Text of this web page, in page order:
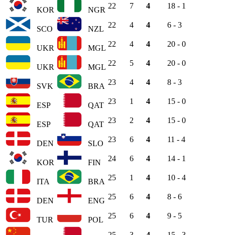
KOR NGR 22 7 4 18 - 1
SCO NZL 22 4 4 6 - 3
UKR MGL 22 4 4 20 - 0
UKR MGL 22 5 4 20 - 0
SVK BRA 23 4 4 8 - 3
ESP QAT 23 1 4 15 - 0
ESP QAT 23 2 4 15 - 0
DEN SLO 23 6 4 11 - 4
KOR FIN 24 6 4 14 - 1
ITA BRA 25 1 4 10 - 4
DEN ENG 25 6 4 8 - 6
TUR POL 25 6 4 9 - 5